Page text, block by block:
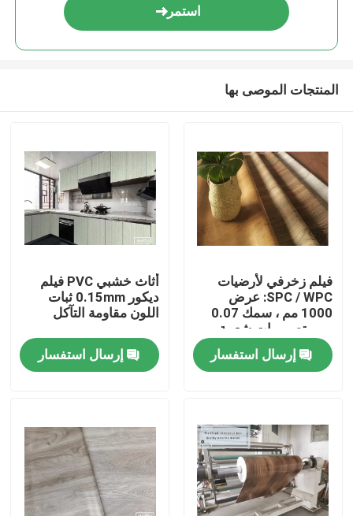
Products
About Us
استمر
المنتجات الموصى بها
فيلم زخرفي لأرضيات
SPC / WPC: عرض
1000 مم ، سمك 0.07
مم ، تصميمات شعبية
إرسال استفسار
أثاث خشبي PVC فيلم
ديكور 0.15mm ثبات
اللون مقاومة التآكل
إرسال استفسار